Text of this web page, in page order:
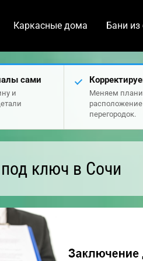
Каркасные дома Бани из
сами
и
Меняем
перегородок.
ключ в Сочи